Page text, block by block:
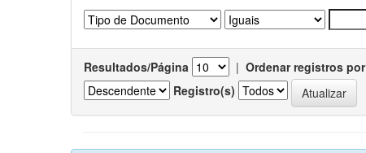
Resultados/Página | Ordenar registros por
Registro(s)